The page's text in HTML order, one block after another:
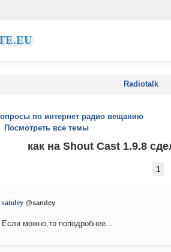
Radiotalk
по интернет радио вещанию
Посмотреть все темы
как на Shout Cast 1.9.8
1
sandey @sandey
Если можно,то поподробнее...